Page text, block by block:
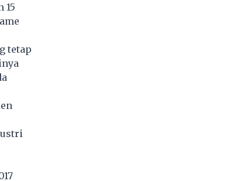
15
tetap